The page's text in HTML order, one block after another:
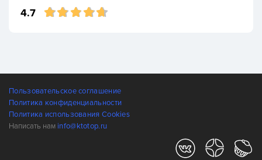
4.7
Пользовательское соглашение
Политика конфиденциальности
Политика использования Cookies
Написать нам info@ktotop.ru